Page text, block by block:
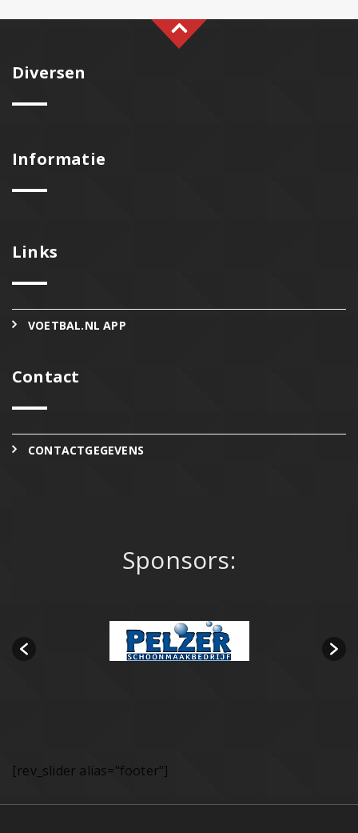
Diversen
Informatie
Links
VOETBAL.NL APP
Contact
CONTACTGEGEVENS
Sponsors:
[rev_slider alias="footer"]